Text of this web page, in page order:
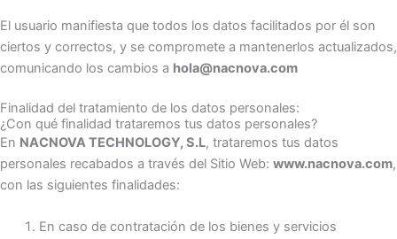
El usuario manifiesta que todos los datos facilitados por él son
ciertos y correctos, y se compromete a mantenerlos actualizados,
comunicando los cambios a hola@nacnova.com
Finalidad del tratamiento de los datos personales:
¿Con qué finalidad trataremos tus datos personales?
En NACNOVA TECHNOLOGY, S.L, trataremos tus datos
personales recabados a través del Sitio Web: www.nacnova.com,
con las siguientes finalidades:
En caso de contratación de los bienes y servicios